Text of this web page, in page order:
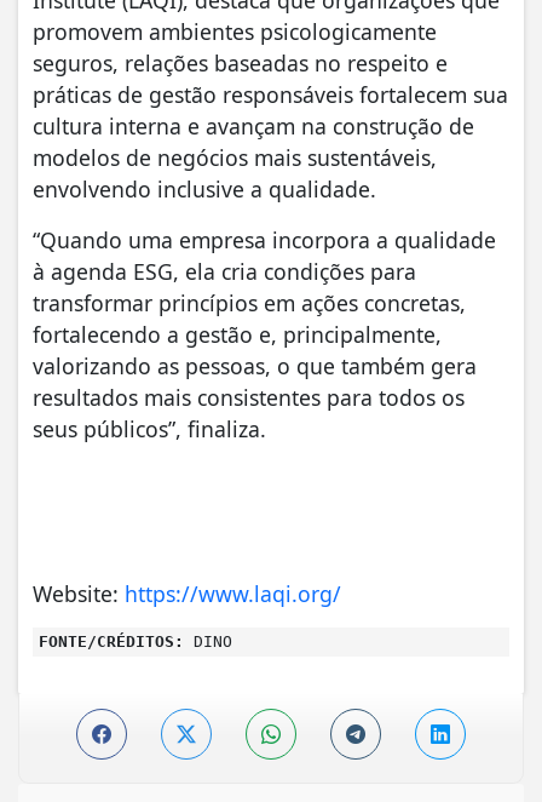
promovem ambientes psicologicamente
seguros, relações baseadas no respeito e
práticas de gestão responsáveis fortalecem sua
cultura interna e avançam na construção de
modelos de negócios mais sustentáveis,
envolvendo inclusive a qualidade.
“Quando uma empresa incorpora a qualidade
à agenda ESG, ela cria condições para
transformar princípios em ações concretas,
fortalecendo a gestão e, principalmente,
valorizando as pessoas, o que também gera
resultados mais consistentes para todos os
seus públicos”, finaliza.
Website: https://www.laqi.org/
FONTE/CRÉDITOS: DINO